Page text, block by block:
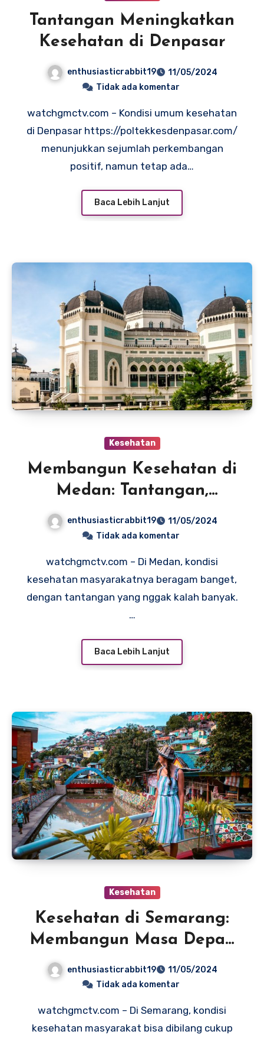
Tantangan Meningkatkan
Kesehatan di Denpasar
enthusiasticrabbit19
11/05/2024
Tidak ada komentar
watchgmctv.com – Kondisi umum kesehatan
di Denpasar https://poltekkesdenpasar.com/
menunjukkan sejumlah perkembangan
positif, namun tetap ada…
Baca Lebih Lanjut
Kesehatan
Membangun Kesehatan di
Medan: Tantangan,
Kebijakan, dan Inovasi
untuk Masa Depan
enthusiasticrabbit19
11/05/2024
Tidak ada komentar
watchgmctv.com – Di Medan, kondisi
kesehatan masyarakatnya beragam banget,
dengan tantangan yang nggak kalah banyak.
…
Baca Lebih Lanjut
Kesehatan
Kesehatan di Semarang:
Membangun Masa Depan
yang Sehat untuk Semua
Usia
enthusiasticrabbit19
11/05/2024
Tidak ada komentar
watchgmctv.com – Di Semarang, kondisi
kesehatan masyarakat bisa dibilang cukup